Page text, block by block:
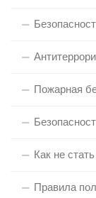
Пожарная
Как не
Правила